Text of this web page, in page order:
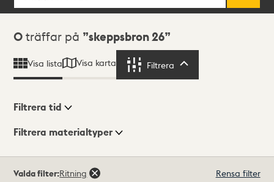
Sökresultat
0 träffar på skeppsbron 26
Visa lista Visa karta Filtrera
Visningsläge
Filtrera tid
Filtrera materialtyper
träffar
Valda filter:Ritning Rensa filter